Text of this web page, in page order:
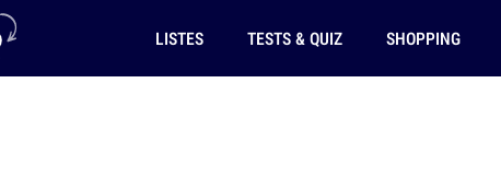
LISTES TESTS & QUIZ SHOPPING